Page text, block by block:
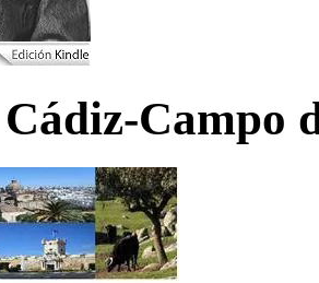
Campo